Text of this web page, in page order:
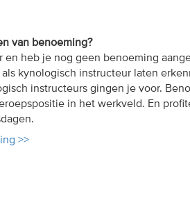
van benoeming?
heb je nog geen benoeming
als kynologisch instructeur laten
instructeurs gingen je voor.
in het werkveld. En
dagen.
>>